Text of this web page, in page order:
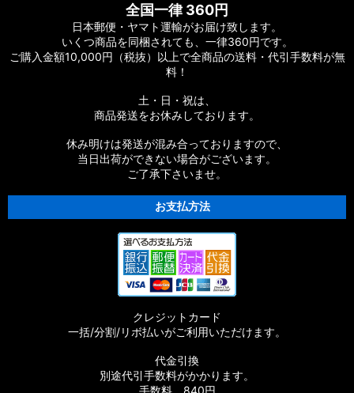
全国一律 360円
日本郵便・ヤマト運輸がお届け致します。
いくつ商品を同梱されても、一律360円です。
ご購入金額10,000円（税抜）以上で全商品の送料・代引手数料が無
料！
土・日・祝は、
商品発送をお休みしております。
休み明けは発送が混み合っておりますので、
当日出荷ができない場合がございます。
ご了承下さいませ。
お支払方法
クレジットカード
一括/分割/リボ払いがご利用いただけます。
代金引換
別途代引手数料がかかります。
手数料 840円